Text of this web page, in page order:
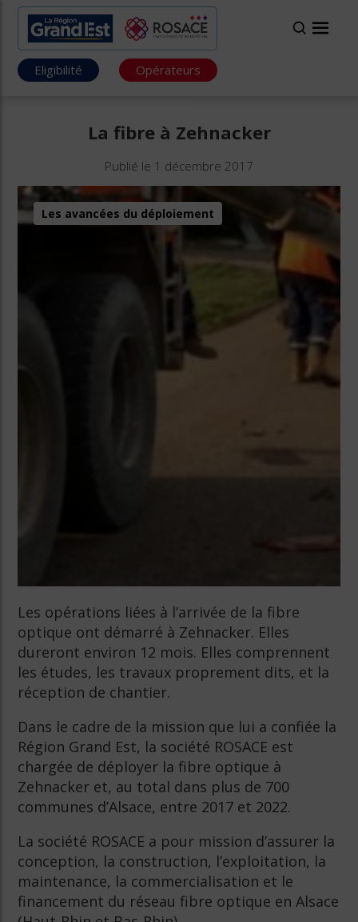
Eligibilité Opérateurs
La fibre à Zehnacker
Publié le 1 décembre 2017
Les avancées du déploiement
Les opérations liées à l’arrivée de la fibre
optique ont démarré à Zehnacker. Elles
dureront environ 12 mois. Elles comprennent
les études, les travaux proprement dits, et la
réception de chantier.
Dans le cadre de la mission que lui a confiée la
Région Grand Est, la société ROSACE est
chargée de déployer la fibre optique à
Zehnacker et, au total dans plus de 700
communes d’Alsace, entre 2017 et 2022.
La société ROSACE a pour mission d’assurer la
conception, la construction, l’exploitation, la
maintenance, la commercialisation et le
financement du réseau fibre optique en Alsace